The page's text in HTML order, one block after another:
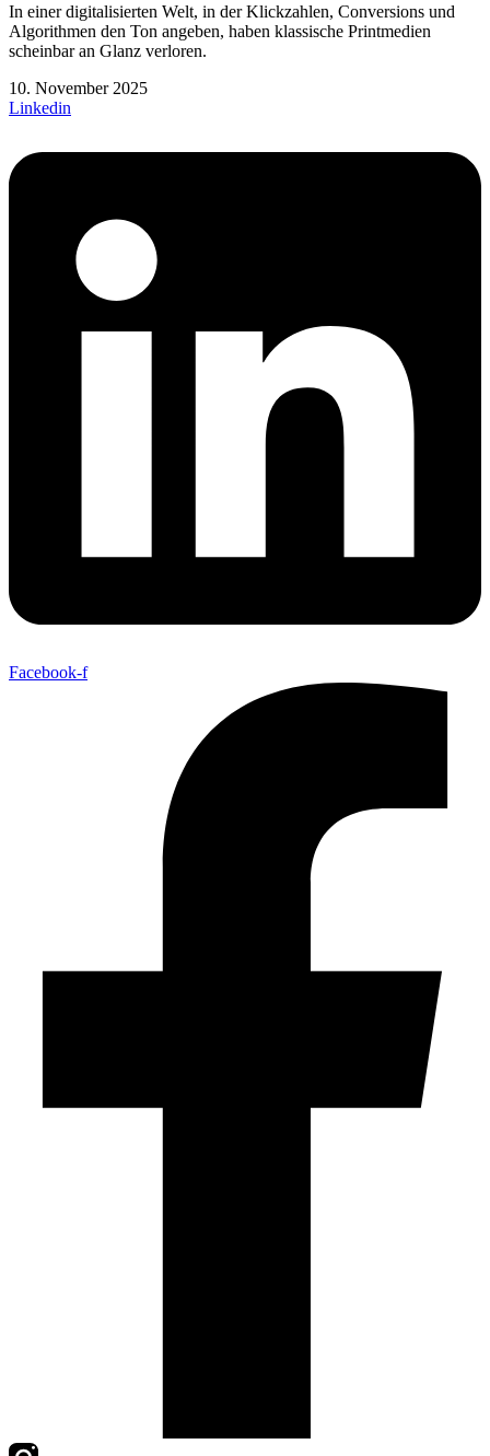
In einer digitalisierten Welt, in der Klickzahlen, Conversions und
Algorithmen den Ton angeben, haben klassische Printmedien
scheinbar an Glanz verloren.
10. November 2025
Linkedin
Facebook-f